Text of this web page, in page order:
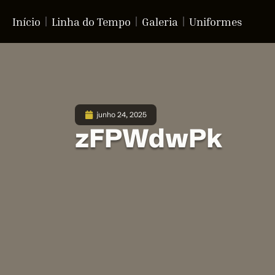
Início Linha do Tempo Galeria Uniformes
junho 24, 2025
zFPWdwPk